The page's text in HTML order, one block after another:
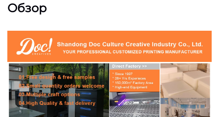
Обзор